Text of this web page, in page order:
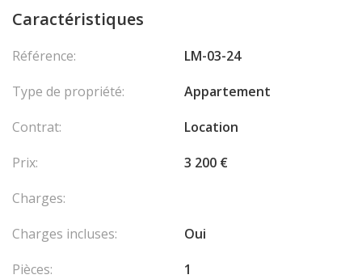
Usage mixte possible, en habitation ou en bureau.
Caractéristiques
Référence:
LM-03-24
Type de propriété:
Appartement
Contrat:
Location
Prix:
3 200 €
Charges:
Charges incluses:
Oui
Pièces:
1